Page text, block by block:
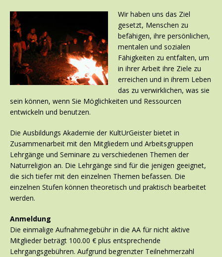
Wir haben uns das Ziel
gesetzt, Menschen zu
befähigen, ihre persönlichen,
mentalen und sozialen
Fähigkeiten zu entfalten, um
in ihrer Arbeit ihre Ziele zu
erreichen und in ihrem Leben
das zu verwirklichen, was sie
sein können, wenn Sie Möglichkeiten und Ressourcen
entwickeln und benutzen.
Die Ausbildungs Akademie der KultUrGeister bietet in
Zusammenarbeit mit den Mitgliedern und Arbeitsgruppen
Lehrgänge und Seminare zu verschiedenen Themen der
Naturreligion an. Die Lehrgänge sind für die jenigen geeignet,
die sich tiefer mit den einzelnen Themen befassen. Die
einzelnen Stufen können theoretisch und praktisch bearbeitet
werden.
Anmeldung
Die einmalige Aufnahmegebühr in die AA für nicht aktive
Mitglieder beträgt 100.00 € plus entsprechende
Lehrgangsgebühren. Aufgrund begrenzter Teilnehmerzahl